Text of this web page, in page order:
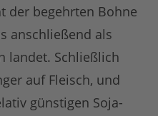
der begehrten Bohne
anschließend als
landet. Schließlich
auf Fleisch, und
günstigen Soja-